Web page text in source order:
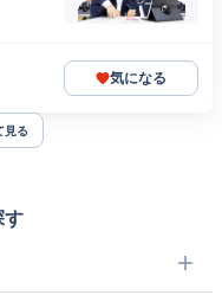
気になる
見る
す